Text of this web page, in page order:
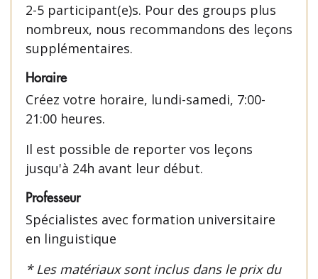
2-5 participant(e)s. Pour des groups plus
nombreux, nous recommandons des leçons
supplémentaires.
Horaire
Créez votre horaire, lundi-samedi, 7:00-
21:00 heures.
Il est possible de reporter vos leçons
jusqu'à 24h avant leur début.
Professeur
Spécialistes avec formation universitaire
en linguistique
* Les matériaux sont inclus dans le prix du